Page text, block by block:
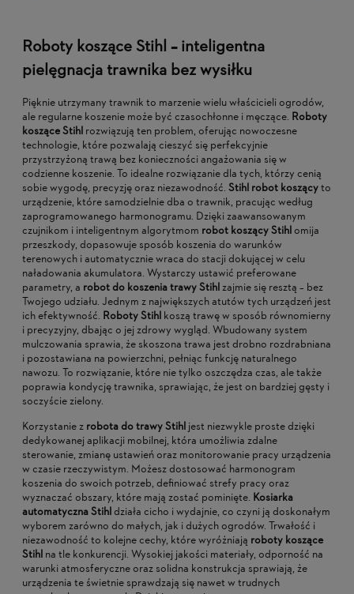
Roboty koszące Stihl – inteligentna
pielęgnacja trawnika bez wysiłku
Pięknie utrzymany trawnik to marzenie wielu właścicieli ogrodów,
ale regularne koszenie może być czasochłonne i męczące. Roboty
koszące Stihl rozwiązują ten problem, oferując nowoczesne
technologie, które pozwalają cieszyć się perfekcyjnie
przystrzyżoną trawą bez konieczności angażowania się w
codzienne koszenie. To idealne rozwiązanie dla tych, którzy cenią
sobie wygodę, precyzję oraz niezawodność. Stihl robot koszącyto
urządzenie, które samodzielnie dba o trawnik, pracując według
zaprogramowanego harmonogramu. Dzięki zaawansowanym
czujnikom i inteligentnym algorytmom robot koszący Stihl omija
przeszkody, dopasowuje sposób koszenia do warunków
terenowych i automatycznie wraca do stacji dokującej w celu
naładowania akumulatora. Wystarczy ustawić preferowane
parametry, a robot do koszenia trawy Stihlzajmie się resztą – bez
Twojego udziału. Jednym z największych atutów tych urządzeń jest
ich efektywność. Roboty Stihl koszą trawę w sposób równomierny
i precyzyjny, dbając o jej zdrowy wygląd. Wbudowany system
mulczowania sprawia, że skoszona trawa jest drobno rozdrabniana
i pozostawiana na powierzchni, pełniąc funkcję naturalnego
nawozu. To rozwiązanie, które nie tylko oszczędza czas, ale także
poprawia kondycję trawnika, sprawiając, że jest on bardziej gęsty i
soczyście zielony.
Korzystanie z robota do trawy Stihl jest niezwykle proste dzięki
dedykowanej aplikacji mobilnej, która umożliwia zdalne
sterowanie, zmianę ustawień oraz monitorowanie pracy urządzenia
w czasie rzeczywistym. Możesz dostosować harmonogram
koszenia do swoich potrzeb, definiować strefy pracy oraz
wyznaczać obszary, które mają zostać pominięte. Kosiarka
automatyczna Stihl działa cicho i wydajnie, co czyni ją doskonałym
wyborem zarówno do małych, jak i dużych ogrodów. Trwałość i
niezawodność to kolejne cechy, które wyróżniają roboty koszące
Stihl na tle konkurencji. Wysokiej jakości materiały, odporność na
warunki atmosferyczne oraz solidna konstrukcja sprawiają, że
urządzenia te świetnie sprawdzają się nawet w trudnych